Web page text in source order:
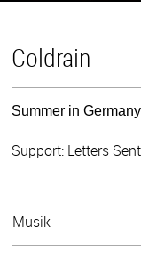
Coldrain
Summer in
Support: Letters
Musik